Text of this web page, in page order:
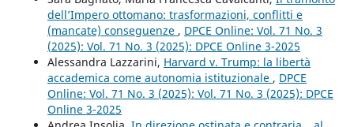
dell’Impero ottomano: trasformazioni, conflitti e
(mancate) conseguenze , DPCE Online: Vol. 71 No. 3
(2025): Vol. 71 No. 3 (2025): DPCE Online 3-2025
Alessandra Lazzarini, Harvard v. Trump: la libertà
accademica come autonomia istituzionale , DPCE
Online: Vol. 71 No. 3 (2025): Vol. 71 No. 3 (2025): DPCE
Online 3-2025